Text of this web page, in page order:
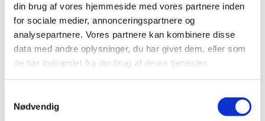
din brug af vores hjemmeside med vores partnere inden
for sociale medier, annonceringspartnere og
analysepartnere. Vores partnere kan kombinere disse
data med andre oplysninger, du har givet dem, eller som
de har indsamlet fra din brug af deres tjenester.
Nødvendig
Buk nr. 1